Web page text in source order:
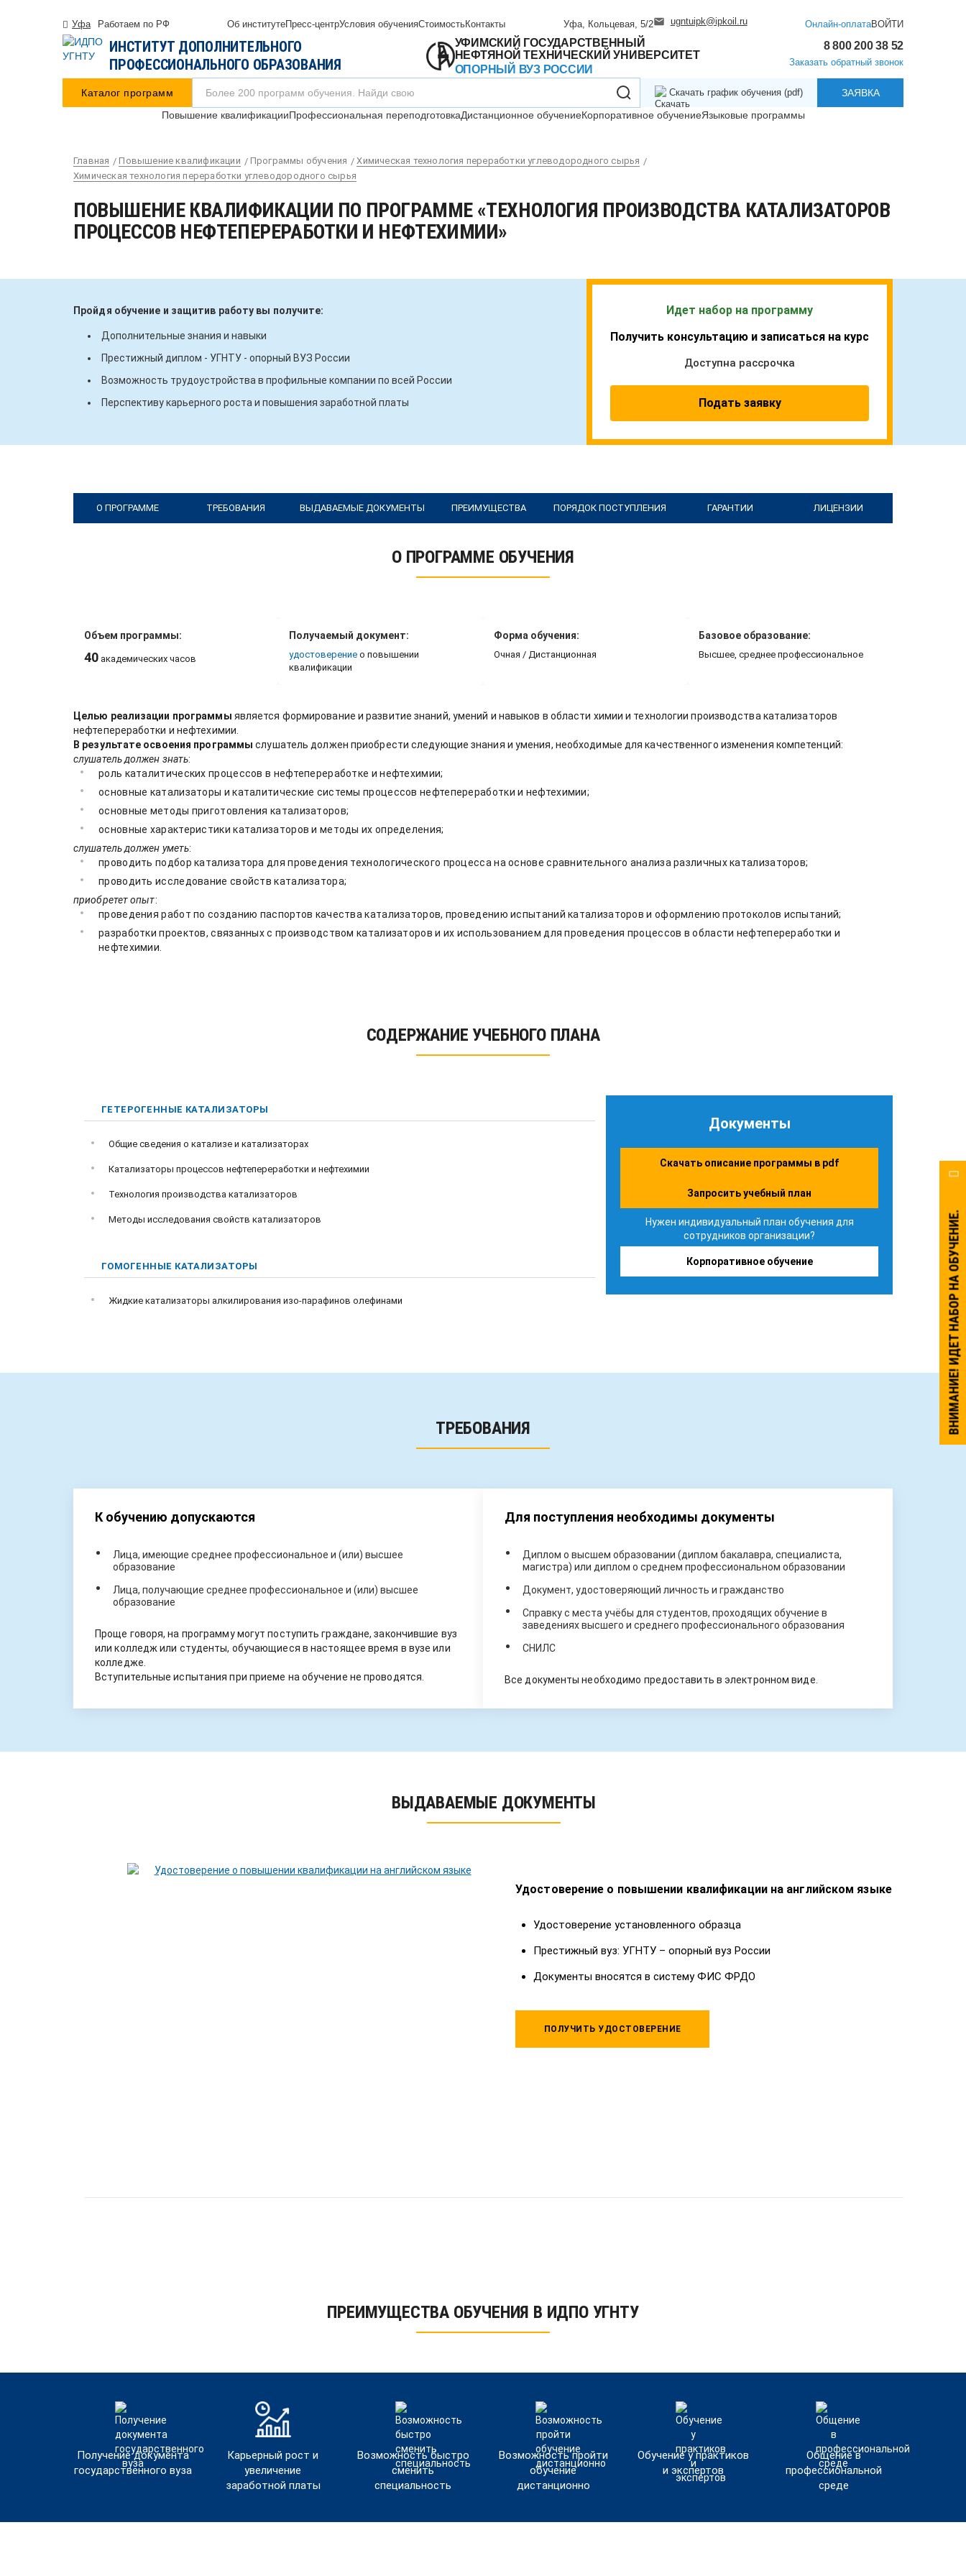
ВНИМАНИЕ! ИДЕТ НАБОР НА ОБУЧЕНИЕ.
Уфа Работаем по РФ Об институтеПресс-центрУсловия обученияСтоимостьКонтакты Уфа, Кольцевая, 5/2 ugntuipk@ipkoil.ru Онлайн-оплатаВОЙТИ
ИНСТИТУТ ДОПОЛНИТЕЛЬНОГО
ПРОФЕССИОНАЛЬНОГО ОБРАЗОВАНИЯ
УФИМСКИЙ ГОСУДАРСТВЕННЫЙ
НЕФТЯНОЙ ТЕХНИЧЕСКИЙ УНИВЕРСИТЕТ
ОПОРНЫЙ ВУЗ РОССИИ
8 800 200 38 52
Заказать обратный звонок
Каталог программ Скачать график обучения (pdf)
ЗАЯВКА
Повышение квалификацииПрофессиональная переподготовкаДистанционное обучениеКорпоративное обучениеЯзыковые программы
Главная Повышение квалификации Программы обучения
Химическая технология переработки углеводородного сырья
Химическая технология переработки углеводородного сырья
ПОВЫШЕНИЕ КВАЛИФИКАЦИИ ПО ПРОГРАММЕ «ТЕХНОЛОГИЯ ПРОИЗВОДСТВА КАТАЛИЗАТОРОВ
ПРОЦЕССОВ НЕФТЕПЕРЕРАБОТКИ И НЕФТЕХИМИИ»
Пройдя обучение и защитив работу вы получите:
Дополнительные знания и навыки
Престижный диплом - УГНТУ - опорный ВУЗ России
Возможность трудоустройства в профильные компании по всей России
Перспективу карьерного роста и повышения заработной платы
Идет набор на программу
Получить консультацию и записаться на курс
Доступна рассрочка
Подать заявку
О ПРОГРАММЕ ТРЕБОВАНИЯ ВЫДАВАЕМЫЕ ДОКУМЕНТЫ ПРЕИМУЩЕСТВА ПОРЯДОК ПОСТУПЛЕНИЯ ГАРАНТИИ ЛИЦЕНЗИИ
О ПРОГРАММЕ ОБУЧЕНИЯ
Объем программы:
40 академических часов
Получаемый документ:
удостоверение о повышении
квалификации
Форма обучения:
Очная / Дистанционная
Базовое образование:
Высшее, среднее профессиональное
Целью реализации программы является формирование и развитие знаний, умений и навыков в области химии и технологии производства катализаторов
нефтепереработки и нефтехимии.
В результате освоения программы слушатель должен приобрести следующие знания и умения, необходимые для качественного изменения компетенций:
слушатель должен знать:
роль каталитических процессов в нефтепереработке и нефтехимии;
основные катализаторы и каталитические системы процессов нефтепереработки и нефтехимии;
основные методы приготовления катализаторов;
основные характеристики катализаторов и методы их определения;
слушатель должен уметь:
проводить подбор катализатора для проведения технологического процесса на основе сравнительного анализа различных катализаторов;
проводить исследование свойств катализатора;
приобретет опыт:
проведения работ по созданию паспортов качества катализаторов, проведению испытаний катализаторов и оформлению протоколов испытаний;
разработки проектов, связанных с производством катализаторов и их использованием для проведения процессов в области нефтепереработки и
нефтехимии.
СОДЕРЖАНИЕ УЧЕБНОГО ПЛАНА
ГЕТЕРОГЕННЫЕ КАТАЛИЗАТОРЫ
Общие сведения о катализе и катализаторах
Катализаторы процессов нефтепереработки и нефтехимии
Технология производства катализаторов
Методы исследования свойств катализаторов
ГОМОГЕННЫЕ КАТАЛИЗАТОРЫ
Жидкие катализаторы алкилирования изо-парафинов олефинами
Документы
Скачать описание программы в pdf
Запросить учебный план
Нужен индивидуальный план обучения для
сотрудников организации?
Корпоративное обучение
ТРЕБОВАНИЯ
К обучению допускаются
Лица, имеющие среднее профессиональное и (или) высшее
образование
Лица, получающие среднее профессиональное и (или) высшее
образование
Проще говоря, на программу могут поступить граждане, закончившие вуз
или колледж или студенты, обучающиеся в настоящее время в вузе или
колледже.
Вступительные испытания при приеме на обучение не проводятся.
Для поступления необходимы документы
Диплом о высшем образовании (диплом бакалавра, специалиста,
магистра) или диплом о среднем профессиональном образовании
Документ, удостоверяющий личность и гражданство
Справку с места учёбы для студентов, проходящих обучение в
заведениях высшего и среднего профессионального образования
СНИЛС
Все документы необходимо предоставить в электронном виде.
ВЫДАВАЕМЫЕ ДОКУМЕНТЫ
Удостоверение о повышении квалификации на английском языке
Удостоверение установленного образца
Престижный вуз: УГНТУ – опорный вуз России
Документы вносятся в систему ФИС ФРДО
ПОЛУЧИТЬ УДОСТОВЕРЕНИЕ
ПРЕИМУЩЕСТВА ОБУЧЕНИЯ В ИДПО УГНТУ
Получение документа
государственного вуза
Карьерный рост и
увеличение
заработной платы
Возможность быстро
сменить
специальность
Возможность пройти
обучение
дистанционно
Обучение у практиков
и экспертов
Общение в
профессиональной
среде